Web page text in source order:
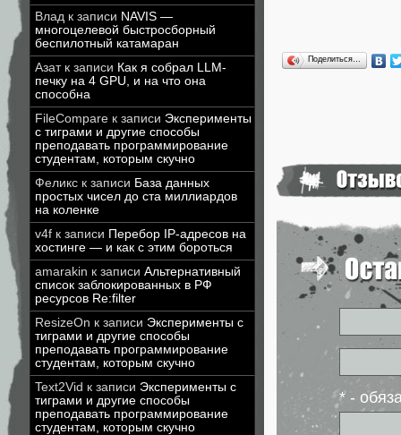
Влад к записи NAVIS —
многоцелевой быстросборный
беспилотный катамаран
Азатк записи Как я собрал LLM-
печку на 4 GPU, и на что она
способна
FileCompare к записи Эксперименты
с тиграми и другие способы
преподавать программирование
студентам, которым скучно
Феликс к записи База данных
простых чисел до ста миллиардов
на коленке
v4f к записи Перебор IP-адресов на
хостинге — и как с этим бороться
amarakin к записи Альтернативный
список заблокированных в РФ
ресурсов Re:filter
ResizeOn к записи Эксперименты с
тиграми и другие способы
преподавать программирование
студентам, которым скучно
Text2Vid к записи Эксперименты с
тиграми и другие способы
преподавать программирование
студентам, которым скучно
Поделиться…
* -